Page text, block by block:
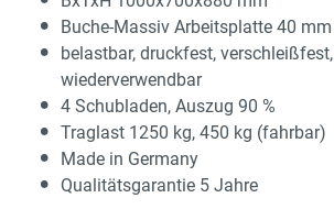
Buche-Massiv Arbeitsplatte 40 mm
belastbar, druckfest, verschleißfest,
wiederverwendbar
4 Schubladen, Auszug 90 %
Traglast 1250 kg, 450 kg (fahrbar)
Made in Germany
Qualitätsgarantie 5 Jahre